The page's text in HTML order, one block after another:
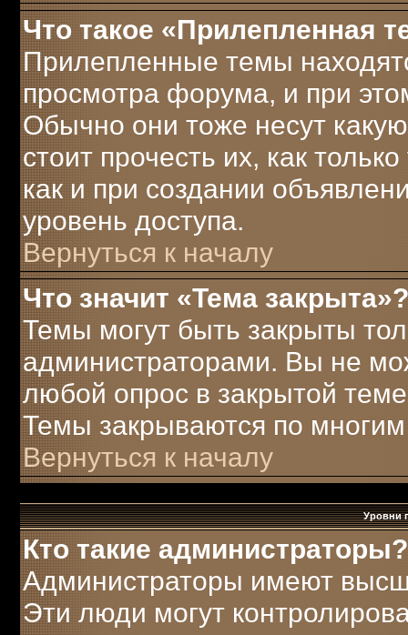
Что такое «Прилепленная
Прилепленные темы
просмотра форума, и при
Обычно они тоже несут
стоит прочесть их, как
как и при создании
уровень доступа.
Вернуться к началу
Что значит «Тема закрыта»?
Темы могут быть закрыты
администраторами. Вы не
любой опрос в закрытой
Темы закрываются по
Вернуться к началу
Уровни
Кто такие администраторы?
Администраторы имеют
Эти люди могут